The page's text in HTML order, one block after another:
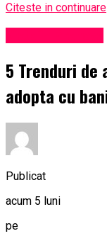
Citeste in continuare
5 Trenduri de
adopta cu
Publicat
acum 5 luni
pe